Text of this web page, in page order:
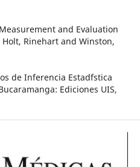
and Evaluation
Rinehart and Winston,
de Inferencia Estadfstica
Ediciones UIS,